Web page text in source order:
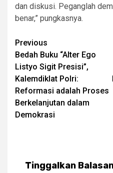
dan diskusi. Peganglah
benar,” pungkasnya.
Post
navigation
Previous
Bedah Buku “Alter Ego
Listyo Sigit Presisi”,
Kalemdiklat Polri:
Reformasi adalah Proses
Berkelanjutan dalam
Demokrasi
Tinggalkan